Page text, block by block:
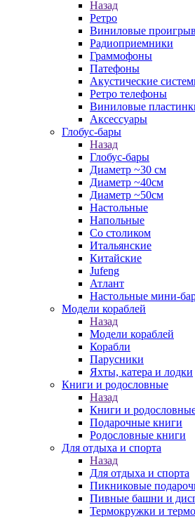
Назад
Ретро
Виниловые
Радиоприемники
Граммофоны
Патефоны
Акустические
Ретро телефоны
Виниловые
Аксессуары
Глобус-бары
Назад
Глобус-бары
Диаметр ~30 см
Диаметр ~40см
Диаметр ~50см
Настольные
Напольные
Со столиком
Итальянские
Китайские
Jufeng
Атлант
Настольные мини-
Модели кораблей
Назад
Модели кораблей
Корабли
Парусники
Яхты, катера и лодки
Книги и родословные
Назад
Книги и
Подарочные книги
Родословные книги
Для отдыха и спорта
Назад
Для отдыха и спорта
Пикниковые
Пивные башни и
Термокружки и